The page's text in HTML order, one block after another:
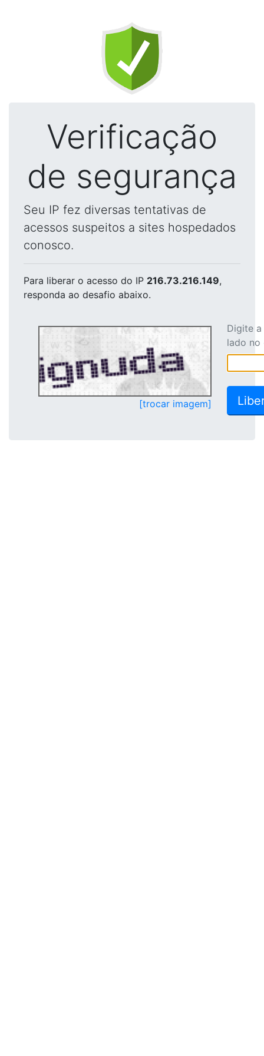
Verificação
de segurança
Seu IP fez diversas tentativas de
acessos suspeitos a sites hospedados
conosco.
Para liberar o acesso do IP 216.73.216.149,
responda ao desafio abaixo.
[trocar imagem]
Digite
lado no